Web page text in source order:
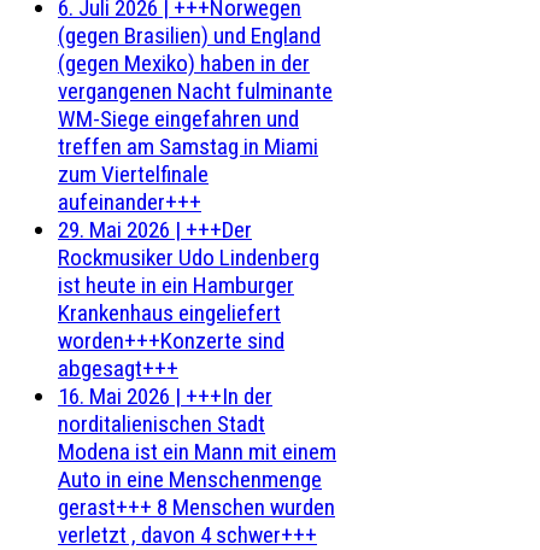
6. Juli 2026 | +++Norwegen
(gegen Brasilien) und England
(gegen Mexiko) haben in der
vergangenen Nacht fulminante
WM-Siege eingefahren und
treffen am Samstag in Miami
zum Viertelfinale
aufeinander+++
29. Mai 2026 | +++Der
Rockmusiker Udo Lindenberg
ist heute in ein Hamburger
Krankenhaus eingeliefert
worden+++Konzerte sind
abgesagt+++
16. Mai 2026 | +++In der
norditalienischen Stadt
Modena ist ein Mann mit einem
Auto in eine Menschenmenge
gerast+++ 8 Menschen wurden
verletzt , davon 4 schwer+++